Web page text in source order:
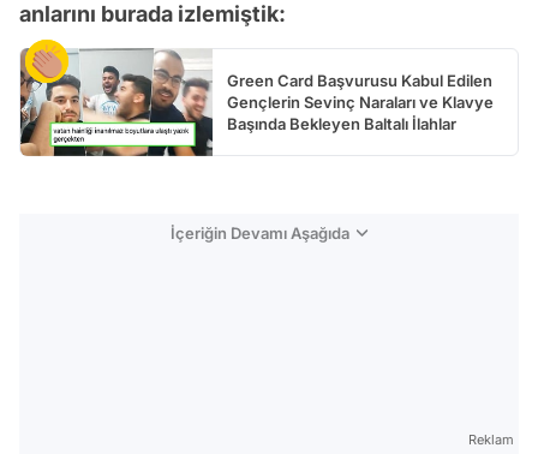
anlarını burada izlemiştik:
Green Card Başvurusu Kabul Edilen
Gençlerin Sevinç Naraları ve Klavye
Başında Bekleyen Baltalı İlahlar
İçeriğin Devamı Aşağıda
Reklam